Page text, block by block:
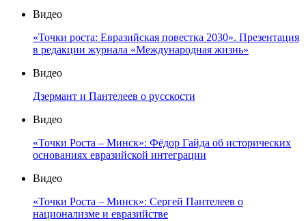
Видео
«Точки роста: Евразийская повестка 2030». Презентация
в редакции журнала «Международная жизнь»
Видео
Дзермант и Пантелеев о русскости
Видео
«Точки Роста – Минск»: Фёдор Гайда об исторических
основаниях евразийской интеграции
Видео
«Точки Роста – Минск»: Сергей Пантелеев о
национализме и евразийстве